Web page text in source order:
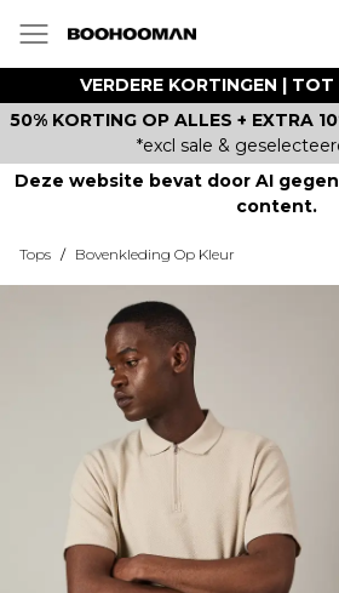
VERDERE KORTINGEN |
50% KORTING OP ALLES + EXTRA
*excl sale &
Deze website bevat door AI
content.
Tops / Bovenkleding Op Kleur